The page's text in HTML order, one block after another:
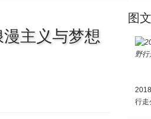
主义与梦想
图
行走